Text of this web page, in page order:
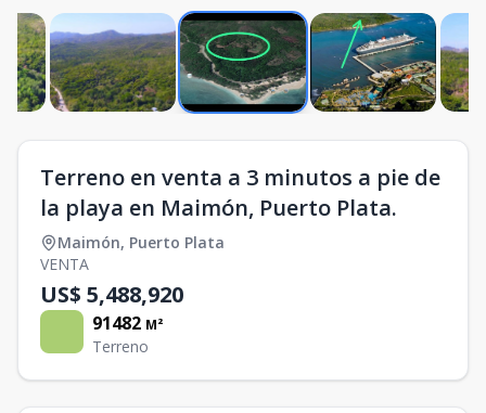
Terreno en venta a 3 minutos a pie de
la playa en Maimón, Puerto Plata.
Maimón, Puerto Plata
VENTA
US$ 5,488,920
91482 M²
Terreno